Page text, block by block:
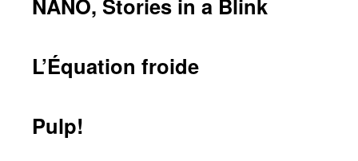
NANO, Stories in a Blink
L’Équation froide
Pulp!